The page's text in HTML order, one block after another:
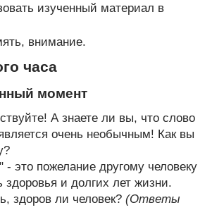
изученный материал в
внимание.
часа
момент
А знаете ли вы, что слово
очень необычным! Как вы
- это пожелание другому человеку
здоровья и долгих лет жизни.
здоров ли человек? (Ответы